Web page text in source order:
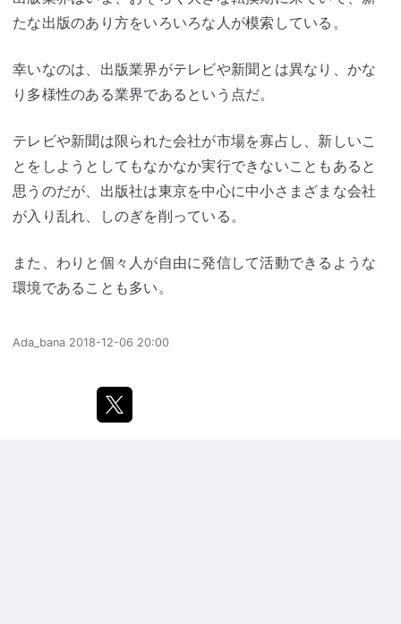
たな出版のあり方をいろいろな人が模索している。
幸いなのは、出版業界がテレビや新聞とは異なり、かな
り多様性のある業界であるという点だ。
テレビや新聞は限られた会社が市場を寡占し、新しいこ
とをしようとしてもなかなか実行できないこともあると
思うのだが、出版社は東京を中心に中小さまざまな会社
が入り乱れ、しのぎを削っている。
また、わりと個々人が自由に発信して活動できるような
環境であることも多い。
Ada_bana 2018-12-06 20:00